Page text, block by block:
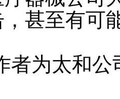
甚至有可
为太和公